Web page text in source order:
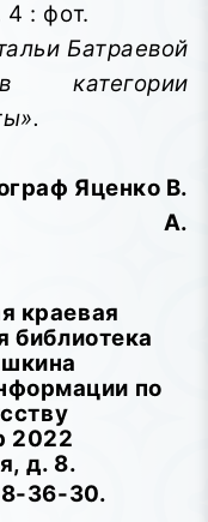
: фот.
Батраевой
Яценко В.
А.
краевая
библиотека
по
2022
д. 8.
36-30.